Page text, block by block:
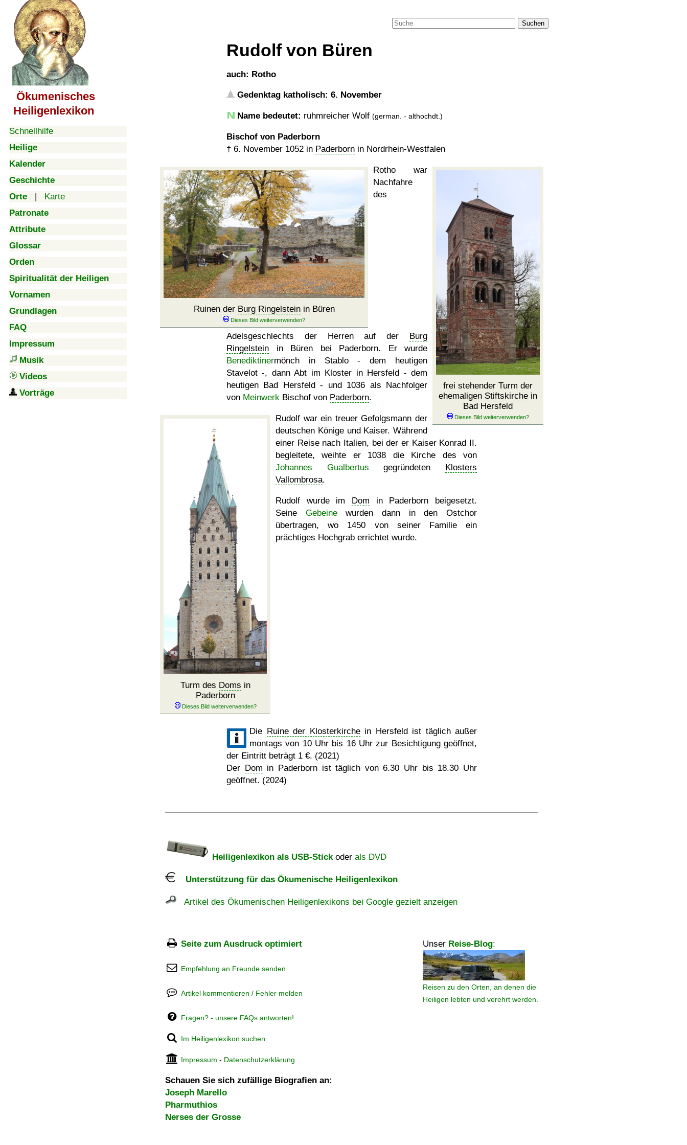
Ökumenisches
Heiligenlexikon
Schnellhilfe
Heilige
Kalender
Geschichte
Orte | Karte
Patronate
Attribute
Glossar
Orden
Spiritualität der Heiligen
Vornamen
Grundlagen
FAQ
Impressum
Musik
Videos
Vorträge
Suchen
Rudolf von Büren
auch: Rotho
Gedenktag katholisch: 6. November
Name bedeutet: ruhmreicher Wolf (german. - althochdt.)
Bischof von Paderborn
† 6. November 1052 in Paderborn in Nordrhein-Westfalen
Ruinen der Burg Ringelsteinin Büren
frei stehender Turm der
ehemaligen Stiftskirche in
Bad Hersfeld
Rotho war
Nachfahre
des
Adelsgeschlechts der Herren auf der Burg
Ringelstein in Büren bei Paderborn. Er wurde
Benediktinermönch in Stablo - dem heutigen
Stavelot -, dann Abt im Kloster in Hersfeld - dem
heutigen Bad Hersfeld - und 1036 als Nachfolger
von Meinwerk Bischof von Paderborn.
Turm des Doms in
Paderborn
Rudolf war ein treuer Gefolgsmann der
deutschen Könige und Kaiser. Während
einer Reise nach Italien, bei der er Kaiser Konrad II.
begleitete, weihte er 1038 die Kirche des von
Johannes Gualbertus gegründeten Klosters
Vallombrosa.
Rudolf wurde im Dom in Paderborn beigesetzt.
Seine Gebeinewurden dann in den Ostchor
übertragen, wo 1450 von seiner Familie ein
prächtiges Hochgrab errichtet wurde.
Die Ruine der Klosterkirchein Hersfeld ist täglich außer
montags von 10 Uhr bis 16 Uhr zur Besichtigung geöffnet,
der Eintritt beträgt 1 €. (2021)
Der Dom in Paderborn ist täglich von 6.30 Uhr bis 18.30 Uhr
geöffnet. (2024)
Heiligenlexikon als USB-Stickoder als DVD
Unterstützung für das Ökumenische Heiligenlexikon
Artikel des Ökumenischen Heiligenlexikons bei Google gezielt anzeigen
Seite zum Ausdruck optimiert Unser Reise-Blog:
Reisen zu den Orten, an denen die
Heiligen lebten und verehrt werden.
Empfehlung an Freunde senden
Artikel kommentieren / Fehler melden
Fragen? - unsere FAQs antworten!
Im Heiligenlexikon suchen
Impressum - Datenschutzerklärung
Schauen Sie sich zufällige Biografien an:
Joseph Marello
Pharmuthios
Nerses der Grosse